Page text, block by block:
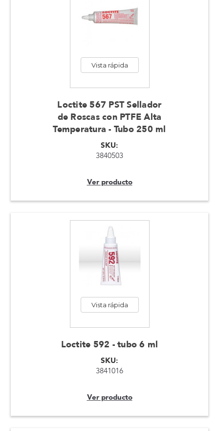
Vista rápida
Loctite 567 PST Sellador
de Roscas con PTFE Alta
Temperatura - Tubo 250 ml
SKU:
3840503
Ver producto
Vista rápida
Loctite 592 - tubo 6 ml
SKU:
3841016
Ver producto